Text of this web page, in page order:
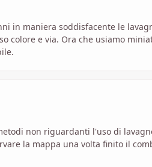
in maniera soddisfacente le
colore e via. Ora che usiamo
non riguardanti l'uso di
la mappa una volta finito il